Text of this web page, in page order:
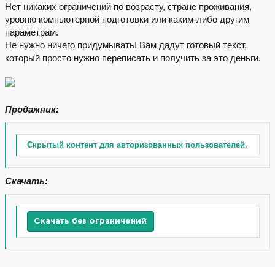
Нет никаких ограничений по возрасту, стране проживания,
уровню компьютерной подготовки или каким-либо другим
параметрам.
Не нужно ничего придумывать! Вам дадут готовый текст,
который просто нужно переписать и получить за это деньги.
Продажник:
Скрытый контент для авторизованных пользователей.
Скачать:
Скачать без ограничений